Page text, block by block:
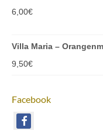
6,00€
Villa Maria –
9,50€
Facebook